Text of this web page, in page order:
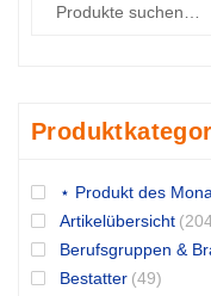
⋆ Produkt des
Artikelübersicht
Berufsgruppen &
Bestatter (49)